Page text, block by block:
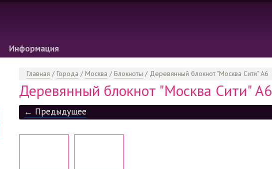
Информация
Главная / Города / Москва / Блокноты / Деревянный блокнот "Москва Сити" А6
Деревянный блокнот "Москва Сити" А6
← Предыдущее